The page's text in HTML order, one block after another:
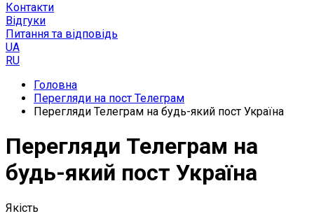
Контакти
Відгуки
Питання та відповідь
UA
RU
Головна
Перегляди на пост Телеграм
Перегляди Телеграм на будь-який пост Україна
Перегляди Телеграм на
будь-який пост Україна
Якість